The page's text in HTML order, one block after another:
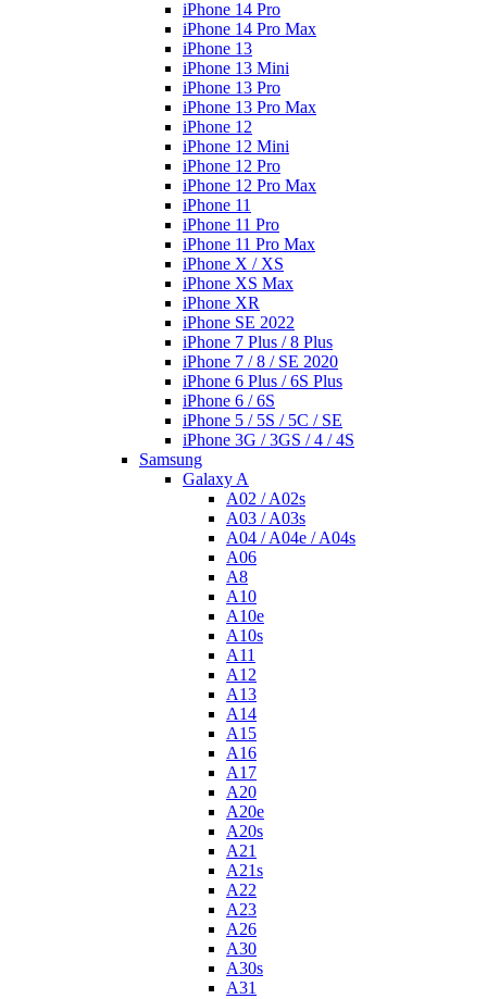
iPhone 14 Pro
iPhone 14 Pro Max
iPhone 13
iPhone 13 Mini
iPhone 13 Pro
iPhone 13 Pro Max
iPhone 12
iPhone 12 Mini
iPhone 12 Pro
iPhone 12 Pro Max
iPhone 11
iPhone 11 Pro
iPhone 11 Pro Max
iPhone X / XS
iPhone XS Max
iPhone XR
iPhone SE 2022
iPhone 7 Plus / 8 Plus
iPhone 7 / 8 / SE 2020
iPhone 6 Plus / 6S Plus
iPhone 6 / 6S
iPhone 5 / 5S / 5C / SE
iPhone 3G / 3GS / 4 / 4S
Samsung
Galaxy A
A02 / A02s
A03 / A03s
A04 / A04e / A04s
A06
A8
A10
A10e
A10s
A11
A12
A13
A14
A15
A16
A17
A20
A20e
A20s
A21
A21s
A22
A23
A26
A30
A30s
A31